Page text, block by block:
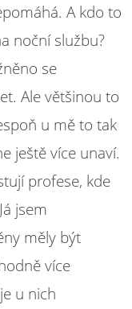
A kdo to
noční službu?
se
Ale většinou to
u mě to tak
ještě více unaví.
profese, kde
jsem
měly být
více
u nich